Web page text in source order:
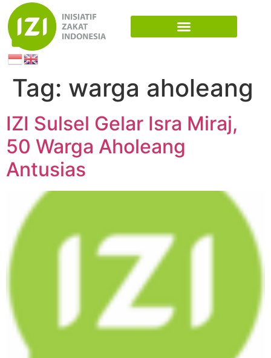
Tag: warga aholeang
IZI Sulsel Gelar Isra Miraj,
50 Warga Aholeang
Antusias